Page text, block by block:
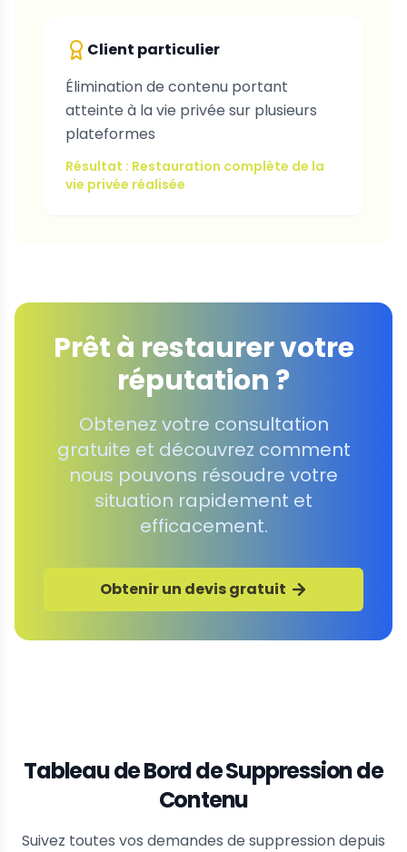
Client particulier
Élimination de contenu portant
atteinte à la vie privée sur plusieurs
plateformes
Résultat : Restauration complète de la
vie privée réalisée
Prêt à restaurer votre
réputation ?
Obtenez votre consultation
gratuite et découvrez comment
nous pouvons résoudre votre
situation rapidement et
efficacement.
Obtenir un devis gratuit
Tableau de Bord de Suppression de
Contenu
Suivez toutes vos demandes de suppression depuis